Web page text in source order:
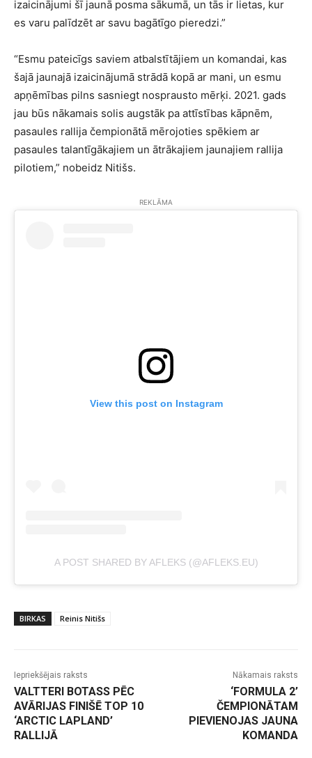
izaicinājumi šī jaunā posma sākumā, un tās ir lietas, kur
es varu palīdzēt ar savu bagātīgo pieredzi.”
“Esmu pateicīgs saviem atbalstītājiem un komandai, kas
šajā jaunajā izaicinājumā strādā kopā ar mani, un esmu
apņēmības pilns sasniegt nosprausto mērķi. 2021. gads
jau būs nākamais solis augstāk pa attīstības kāpnēm,
pasaules rallija čempionātā mērojoties spēkiem ar
pasaules talantīgākajiem un ātrākajiem jaunajiem rallija
pilotiem,” nobeidz Nitišs.
REKLĀMA
View this post on Instagram
A POST SHARED BY AFLEKS (@AFLEKS.EU)
BIRKAS Reinis Nitišs
Iepriekšējais raksts
VALTTERI BOTASS PĒC
AVĀRIJAS FINIŠĒ TOP 10
‘ARCTIC LAPLAND’
RALLIJĀ
Nākamais raksts
‘FORMULA 2’
ČEMPIONĀTAM
PIEVIENOJAS JAUNA
KOMANDA